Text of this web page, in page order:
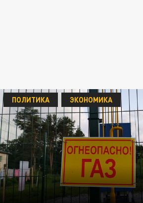
ПОЛИТИКА ЭКОНОМИКА